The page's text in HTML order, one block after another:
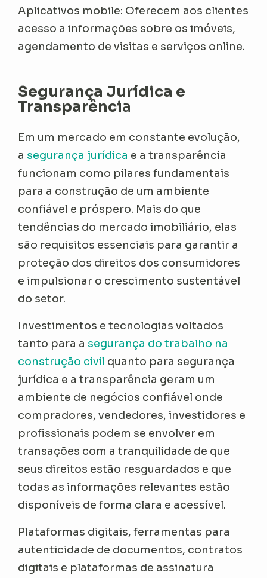
Aplicativos mobile: Oferecem aos clientes
acesso a informações sobre os imóveis,
agendamento de visitas e serviços online.
Segurança Jurídica e
Transparência
Em um mercado em constante evolução,
a segurança jurídica e a transparência
funcionam como pilares fundamentais
para a construção de um ambiente
confiável e próspero. Mais do que
tendências do mercado imobiliário, elas
são requisitos essenciais para garantir a
proteção dos direitos dos consumidores
e impulsionar o crescimento sustentável
do setor.
Investimentos e tecnologias voltados
tanto para a segurança do trabalho na
construção civil quanto para segurança
jurídica e a transparência geram um
ambiente de negócios confiável onde
compradores, vendedores, investidores e
profissionais podem se envolver em
transações com a tranquilidade de que
seus direitos estão resguardados e que
todas as informações relevantes estão
disponíveis de forma clara e acessível.
Plataformas digitais, ferramentas para
autenticidade de documentos, contratos
digitais e plataformas de assinatura